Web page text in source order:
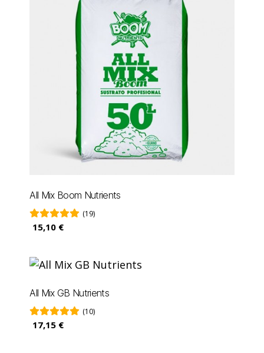
All Mix Boom Nutrients
(19)
15,10 €
All Mix GB Nutrients
(10)
17,15 €